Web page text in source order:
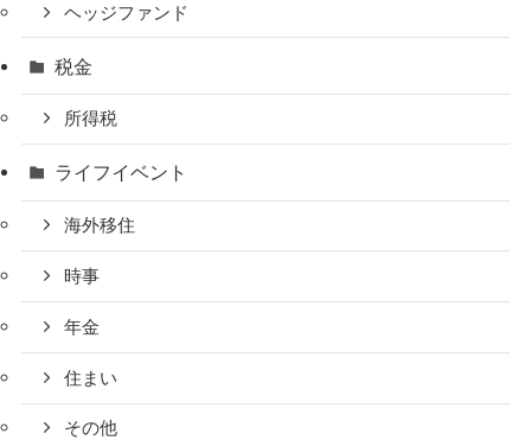
ヘッジファンド
税金
所得税
ライフイベント
海外移住
時事
年金
住まい
その他